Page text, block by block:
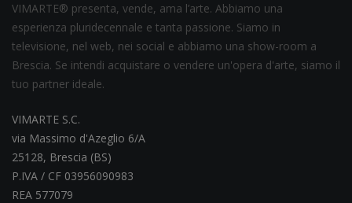
VIMARTE® presenta, vende, ama l’arte. Abbiamo una
esperienza pluridecennale e tanta passione. Siamo in
televisione, nel web, nei social e abbiamo una show-room a
Brescia. Se intendi acquistare o vendere un'opera d'arte, siamo il
tuo partner ideale.
VIMARTE S.C.
via Massimo d'Azeglio 6/A
25128, Brescia (BS)
P.IVA / CF 03956090983
REA 577079